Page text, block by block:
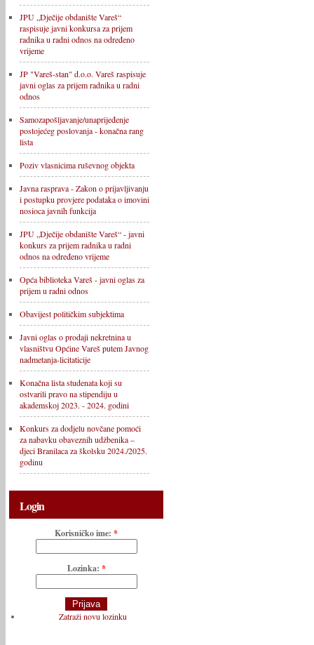
JPU „Dječije obdanište Vareš“
raspisuje javni konkursa za prijem
radnika u radni odnos na određeno
vrijeme
JP "Vareš-stan" d.o.o. Vareš raspisuje
javni oglas za prijem radnika u radni
odnos
Samozapošljavanje/unaprijeđenje
postojećeg poslovanja - konačna rang
lista
Poziv vlasnicima ruševnog objekta
Javna rasprava - Zakon o prijavljivanju
i postupku provjere podataka o imovini
nosioca javnih funkcija
JPU „Dječije obdanište Vareš“ - javni
konkurs za prijem radnika u radni
odnos na određeno vrijeme
Opća biblioteka Vareš - javni oglas za
prijem u radni odnos
Obavijest političkim subjektima
Javni oglas o prodaji nekretnina u
vlasništvu Općine Vareš putem Javnog
nadmetanja-licitaticije
Konačna lista studenata koji su
ostvarili pravo na stipendiju u
akademskoj 2023. - 2024. godini
Konkurs za dodjelu novčane pomoći
za nabavku obaveznih udžbenika –
djeci Branilaca za školsku 2024./2025.
godinu
Login
Korisničko ime: *
Lozinka: *
Zatraži novu lozinku